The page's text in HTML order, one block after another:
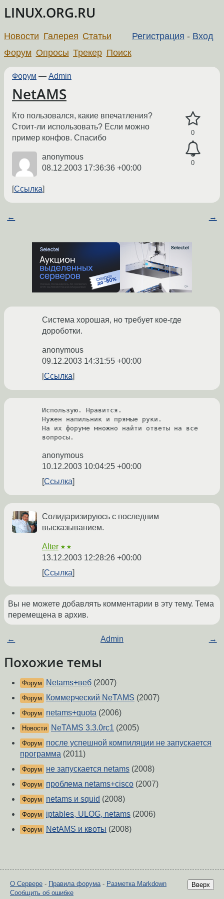
LINUX.ORG.RU
Регистрация - Вход
Новости Галерея Статьи
Форум Опросы Трекер Поиск
Форум — Admin
NetAMS
0
0
Кто пользовался, какие впечатления?
Стоит-ли использовать? Если можно
пример конфов. Спасибо
anonymous
08.12.2003 17:36:36 +00:00
Ссылка
← →
Система хорошая, но требует кое-где
дороботки.
anonymous
09.12.2003 14:31:55 +00:00
Ссылка
Использую. Нравится.
Нужен напильник и прямые руки.
На их форуме множно найти ответы на все
вопросы.
anonymous
10.12.2003 10:04:25 +00:00
Ссылка
Солидаризируюсь с последним
высказыванием.
Alter ★★
13.12.2003 12:28:26 +00:00
Ссылка
Вы не можете добавлять комментарии в эту тему. Тема
перемещена в архив.
← Admin →
Похожие темы
Форум Netams+веб (2007)
Форум Коммерческий NeTAMS (2007)
Форум netams+quota (2006)
Новости NeTAMS 3.3.0rc1 (2005)
Форум
после успешной компиляции не запускается
программа (2011)
Форум не запускается netams (2008)
Форум проблема netams+cisco (2007)
Форум netams и squid (2008)
Форум iptables, ULOG, netams (2006)
Форум NetAMS и квоты (2008)
Вверх
О Сервере - Правила форума- Разметка Markdown
Сообщить об ошибке